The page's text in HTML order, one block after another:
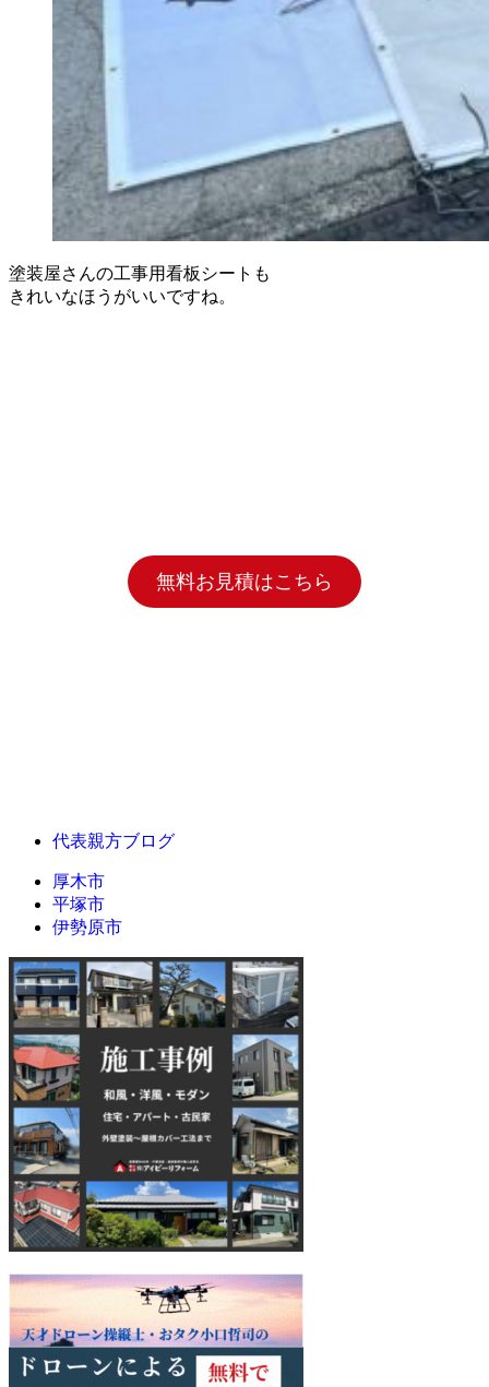
塗装屋さんの工事用看板シートも
きれいなほうがいいですね。
無料お見積はこちら
代表親方ブログ
厚木市
平塚市
伊勢原市